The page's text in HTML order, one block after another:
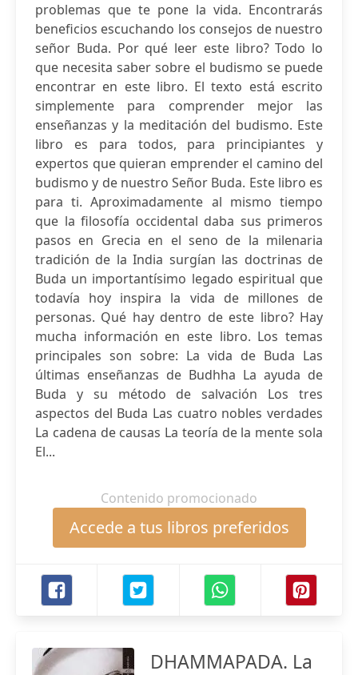
problemas que te pone la vida. Encontrarás
beneficios escuchando los consejos de nuestro
señor Buda. Por qué leer este libro? Todo lo
que necesita saber sobre el budismo se puede
encontrar en este libro. El texto está escrito
simplemente para comprender mejor las
enseñanzas y la meditación del budismo. Este
libro es para todos, para principiantes y
expertos que quieran emprender el camino del
budismo y de nuestro Señor Buda. Este libro es
para ti. Aproximadamente al mismo tiempo
que la filosofía occidental daba sus primeros
pasos en Grecia en el seno de la milenaria
tradición de la India surgían las doctrinas de
Buda un importantísimo legado espiritual que
todavía hoy inspira la vida de millones de
personas. Qué hay dentro de este libro? Hay
mucha información en este libro. Los temas
principales son sobre: La vida de Buda Las
últimas enseñanzas de Budhha La ayuda de
Buda y su método de salvación Los tres
aspectos del Buda Las cuatro nobles verdades
La cadena de causas La teoría de la mente sola
El...
Contenido promocionado
Accede a tus libros preferidos
DHAMMAPADA. La